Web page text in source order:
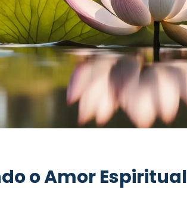
o Amor Espiritual